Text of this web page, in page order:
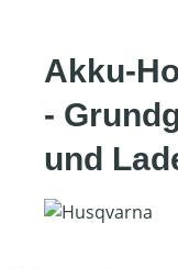
Akku-
-
und